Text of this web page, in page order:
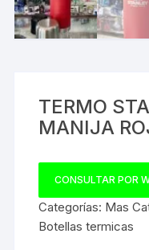
TERMO
MANIJA
CONSULTAR POR
Categorías: Mas
Botellas termicas